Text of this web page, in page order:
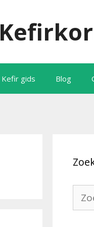
Kefir gids Blog
Zoek